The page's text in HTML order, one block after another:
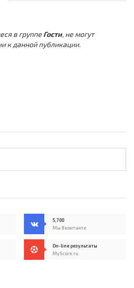
в группе Гости, не могут
к данной публикации.
5,700
Мы Вконтакте
On-line результаты
MyScore.ru